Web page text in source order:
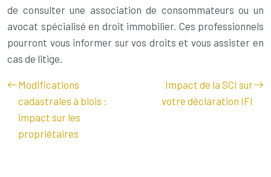
de consulter une association de consommateurs ou un
avocat spécialisé en droit immobilier. Ces professionnels
pourront vous informer sur vos droits et vous assister en
cas de litige.
Modifications
cadastrales à blois :
impact sur les
propriétaires
Impact de la SCI sur
votre déclaration IFI